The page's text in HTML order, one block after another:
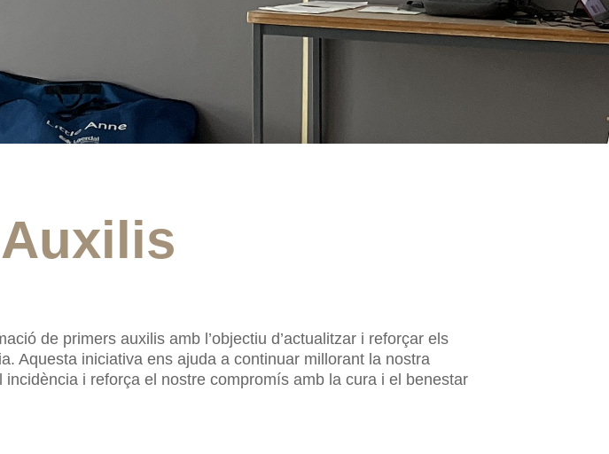
de primers auxilis amb l’objectiu d’actualitzar i reforçar els
Aquesta iniciativa ens ajuda a continuar millorant la nostra
i reforça el nostre compromís amb la cura i el benestar